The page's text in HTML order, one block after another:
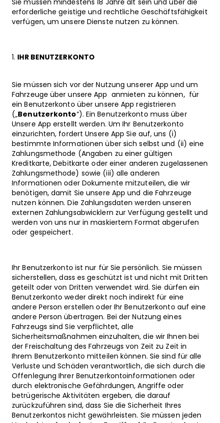
Sie müssen mindestens 18 Jahre alt sein und über die
erforderliche geistige und rechtliche Geschäftsfähigkeit
verfügen, um unsere Dienste nutzen zu können.
IHR BENUTZERKONTO
Sie müssen sich vor der Nutzung unserer App und um
Fahrzeuge über unsere App anmieten zu können, für
ein Benutzerkonto über unsere App registrieren
(„Benutzerkonto“). Ein Benutzerkonto muss über
Unsere App erstellt werden. Um Ihr Benutzerkonto
einzurichten, fordert Unsere App Sie auf, uns (i)
bestimmte Informationen über sich selbst und (ii) eine
Zahlungsmethode (Angaben zu einer gültigen
Kreditkarte, Debitkarte oder einer anderen zugelassenen
Zahlungsmethode) sowie (iii) alle anderen
Informationen oder Dokumente mitzuteilen, die wir
benötigen, damit Sie unsere App und die Fahrzeuge
nutzen können. Die Zahlungsdaten werden unseren
externen Zahlungsabwicklern zur Verfügung gestellt und
werden von uns nur in maskiertem Format abgerufen
oder gespeichert.
Ihr Benutzerkonto ist nur für Sie persönlich. Sie müssen
sicherstellen, dass es geschützt ist und nicht mit Dritten
geteilt oder von Dritten verwendet wird. Sie dürfen ein
Benutzerkonto weder direkt noch indirekt für eine
andere Person erstellen oder Ihr Benutzerkonto auf eine
andere Person übertragen. Bei der Nutzung eines
Fahrzeugs sind Sie verpflichtet, alle
Sicherheitsmaßnahmen einzuhalten, die wir Ihnen bei
der Freischaltung des Fahrzeugs von Zeit zu Zeit in
Ihrem Benutzerkonto mitteilen können. Sie sind für alle
Verluste und Schäden verantwortlich, die sich durch die
Offenlegung Ihrer Benutzerkontoinformationen oder
durch elektronische Gefährdungen, Angriffe oder
betrügerische Aktivitäten ergeben, die darauf
zurückzuführen sind, dass Sie die Sicherheit Ihres
Benutzerkontos nicht gewährleisten. Sie müssen jeden